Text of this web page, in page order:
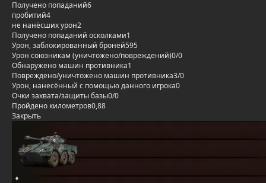
Получено попаданий6
пробитий4
не нанёсших урон2
Получено попаданий осколками1
Урон, заблокированный бронёй595
Урон союзникам (уничтожено/повреждений)0/0
Обнаружено машин противника1
Повреждено/уничтожено машин противника3/0
Урон, нанесённый с помощью данного игрока0
Очки захвата/защиты базы0/0
Пройдено километров0,88
Закрыть